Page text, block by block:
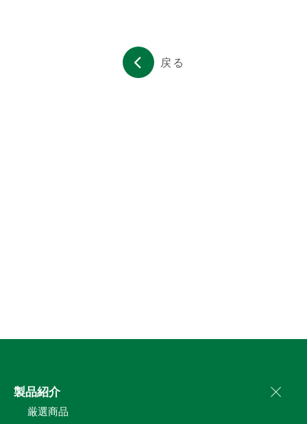
戻る
製品紹介
厳選商品